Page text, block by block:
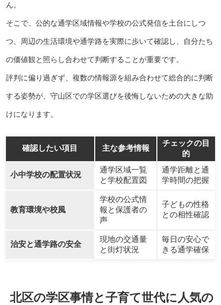
ん。
そこで、公的な通学区域情報や学校の公式発信を土台にしつ
つ、周辺の生活環境や通学路を実際に歩いて確認し、自分たち
の価値観と照らし合わせて判断することが重要です。
評判に偏り過ぎず、複数の情報源を組み合わせて総合的に判断
する姿勢が、守山区での学区選びを後悔しないための大きな助
けになります。
確認したい項目 主な参考情報
チェックの目
的
小中学校の配置状況
通学区域一覧
と学校配置図
通学距離と通
学時間の把握
教育環境や校風
学校の公式情
報と保護者の
声
子どもの性格
との相性確認
治安と通学路の安全
現地の交通量
と街灯状況
毎日の安心で
きる通学確保
北区の学区事情と子育て世代に人気の